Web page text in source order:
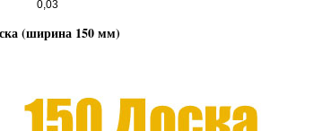
(ширина 150 мм)